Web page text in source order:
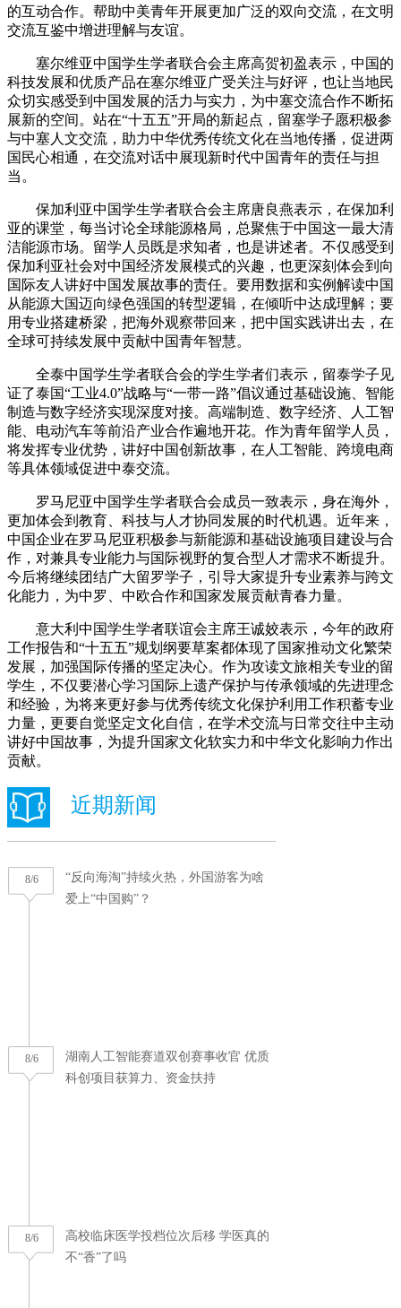
的互动合作。帮助中美青年开展更加广泛的双向交流，在文明
交流互鉴中增进理解与友谊。
塞尔维亚中国学生学者联合会主席高贺初盈表示，中国的
科技发展和优质产品在塞尔维亚广受关注与好评，也让当地民
众切实感受到中国发展的活力与实力，为中塞交流合作不断拓
展新的空间。站在“十五五”开局的新起点，留塞学子愿积极参
与中塞人文交流，助力中华优秀传统文化在当地传播，促进两
国民心相通，在交流对话中展现新时代中国青年的责任与担
当。
保加利亚中国学生学者联合会主席唐良燕表示，在保加利
亚的课堂，每当讨论全球能源格局，总聚焦于中国这一最大清
洁能源市场。留学人员既是求知者，也是讲述者。不仅感受到
保加利亚社会对中国经济发展模式的兴趣，也更深刻体会到向
国际友人讲好中国发展故事的责任。要用数据和实例解读中国
从能源大国迈向绿色强国的转型逻辑，在倾听中达成理解；要
用专业搭建桥梁，把海外观察带回来，把中国实践讲出去，在
全球可持续发展中贡献中国青年智慧。
全泰中国学生学者联合会的学生学者们表示，留泰学子见
证了泰国“工业4.0”战略与“一带一路”倡议通过基础设施、智能
制造与数字经济实现深度对接。高端制造、数字经济、人工智
能、电动汽车等前沿产业合作遍地开花。作为青年留学人员，
将发挥专业优势，讲好中国创新故事，在人工智能、跨境电商
等具体领域促进中泰交流。
罗马尼亚中国学生学者联合会成员一致表示，身在海外，
更加体会到教育、科技与人才协同发展的时代机遇。近年来，
中国企业在罗马尼亚积极参与新能源和基础设施项目建设与合
作，对兼具专业能力与国际视野的复合型人才需求不断提升。
今后将继续团结广大留罗学子，引导大家提升专业素养与跨文
化能力，为中罗、中欧合作和国家发展贡献青春力量。
意大利中国学生学者联谊会主席王诚姣表示，今年的政府
工作报告和“十五五”规划纲要草案都体现了国家推动文化繁荣
发展，加强国际传播的坚定决心。作为攻读文旅相关专业的留
学生，不仅要潜心学习国际上遗产保护与传承领域的先进理念
和经验，为将来更好参与优秀传统文化保护利用工作积蓄专业
力量，更要自觉坚定文化自信，在学术交流与日常交往中主动
讲好中国故事，为提升国家文化软实力和中华文化影响力作出
贡献。